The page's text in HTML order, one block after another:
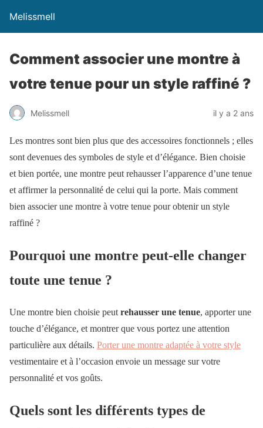
Melissmell
Comment associer une montre à
votre tenue pour un style raffiné ?
Melissmell il y a 2 ans
Les montres sont bien plus que des accessoires fonctionnels ; elles
sont devenues des symboles de style et d’élégance. Bien choisie
et bien portée, une montre peut rehausser l’apparence d’une tenue
et affirmer la personnalité de celui qui la porte. Mais comment
bien associer une montre à votre tenue pour obtenir un style
raffiné ?
Pourquoi une montre peut-elle changer
toute une tenue ?
Une montre bien choisie peut rehausser une tenue, apporter une
touche d’élégance, et montrer que vous portez une attention
particulière aux détails. Porter une montre adaptée à votre style
vestimentaire et à l’occasion envoie un message sur votre
personnalité et vos goûts.
Quels sont les différents types de